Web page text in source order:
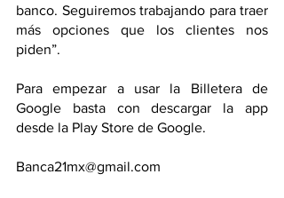
banco. Seguiremos trabajando para traer
más opciones que los clientes nos
piden”.
Para empezar a usar la Billetera de
Google basta con descargar la app
desde la Play Store de Google.
Banca21mx@gmail.com